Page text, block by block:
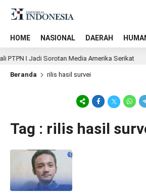
HOME NASIONAL DAERAH
PTPN I Jadi Sorotan Media Amerika Serikat
Beranda rilis hasil survei
Tag : rilis hasil